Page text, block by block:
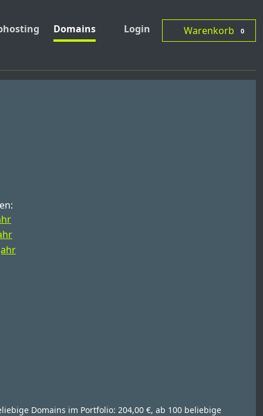
Domains Login Warenkorb 0
Domains im Portfolio: 204,00 €, ab 100 beliebige